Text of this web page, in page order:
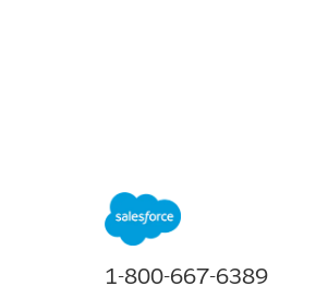
1-800-667-6389